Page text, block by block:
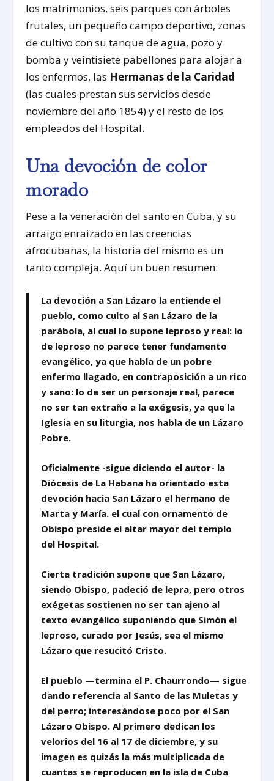
los matrimonios, seis parques con árboles
frutales, un pequeño campo deportivo, zonas
de cultivo con su tanque de agua, pozo y
bomba y veintisiete pabellones para alojar a
los enfermos, las Hermanas de la Caridad
(las cuales prestan sus servicios desde
noviembre del año 1854) y el resto de los
empleados del Hospital.
Una devoción de color
morado
Pese a la veneración del santo en Cuba, y su
arraigo enraizado en las creencias
afrocubanas, la historia del mismo es un
tanto compleja. Aquí un buen resumen:
La devoción a San Lázaro la entiende el
pueblo, como culto al San Lázaro de la
parábola, al cual lo supone leproso y real: lo
de leproso no parece tener fundamento
evangélico, ya que habla de un pobre
enfermo llagado, en contraposición a un rico
y sano: lo de ser un personaje real, parece
no ser tan extraño a la exégesis, ya que la
Iglesia en su liturgia, nos habla de un Lázaro
Pobre.
Oficialmente -sigue diciendo el autor- la
Diócesis de La Habana ha orientado esta
devoción hacia San Lázaro el hermano de
Marta y María. el cual con ornamento de
Obispo preside el altar mayor del templo
del Hospital.
Cierta tradición supone que San Lázaro,
siendo Obispo, padeció de lepra, pero otros
exégetas sostienen no ser tan ajeno al
texto evangélico suponiendo que Simón el
leproso, curado por Jesús, sea el mismo
Lázaro que resucitó Cristo.
El pueblo —termina el P. Chaurrondo— sigue
dando referencia al Santo de las Muletas y
del perro; interesándose poco por el San
Lázaro Obispo. Al primero dedican los
velorios del 16 al 17 de diciembre, y su
imagen es quizás la más multiplicada de
cuantas se reproducen en la isla de Cuba